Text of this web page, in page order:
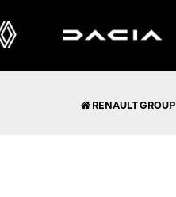
RENAULT GROUP